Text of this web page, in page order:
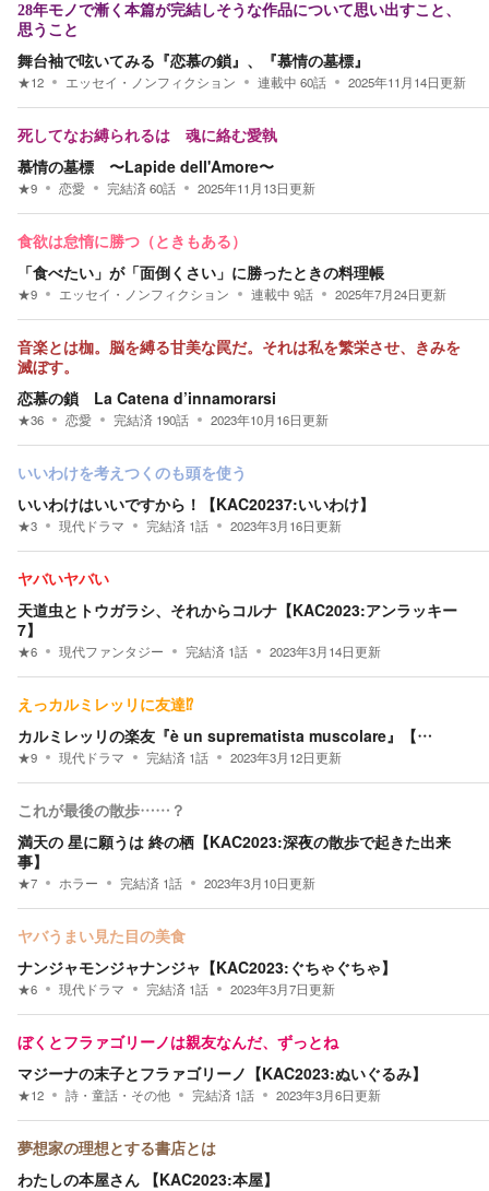
28年モノで漸く本篇が完結しそうな作品について思い出すこと、
思うこと
舞台袖で呟いてみる『恋慕の鎖』、『慕情の墓標』
★12 エッセイ・ノンフィクション 連載中 60話 2025年11月14日更新
死してなお縛られるは 魂に絡む愛執
慕情の墓標 〜Lapide dell'Amore〜
★9 恋愛 完結済60話 2025年11月13日更新
食欲は怠惰に勝つ（ときもある）
「食べたい」が「面倒くさい」に勝ったときの料理帳
★9 エッセイ・ノンフィクション 連載中 9話 2025年7月24日更新
音楽とは枷。脳を縛る甘美な罠だ。それは私を繁栄させ、きみを
滅ぼす。
恋慕の鎖 La Catena d’innamorarsi
★36 恋愛 完結済 190話 2023年10月16日更新
いいわけを考えつくのも頭を使う
いいわけはいいですから！【KAC20237:いいわけ】
★3 現代ドラマ 完結済 1話 2023年3月16日更新
ヤバいヤバい
天道虫とトウガラシ、それからコルナ【KAC2023:アンラッキー
7】
★6 現代ファンタジー 完結済 1話 2023年3月14日更新
えっカルミレッリに友達⁉︎
カルミレッリの楽友『è un suprematista muscolare』【…
★9 現代ドラマ 完結済 1話 2023年3月12日更新
これが最後の散歩……？
満天の 星に願うは 終の栖【KAC2023:深夜の散歩で起きた出来
事】
★7 ホラー 完結済 1話 2023年3月10日更新
ヤバうまい見た目の美食
ナンジャモンジャナンジャ【KAC2023:ぐちゃぐちゃ】
★6 現代ドラマ 完結済 1話 2023年3月7日更新
ぼくとフラァゴリーノは親友なんだ、ずっとね
マジーナの末子とフラァゴリーノ【KAC2023:ぬいぐるみ】
★12 詩・童話・その他 完結済 1話 2023年3月6日更新
夢想家の理想とする書店とは
わたしの本屋さん 【KAC2023:本屋】